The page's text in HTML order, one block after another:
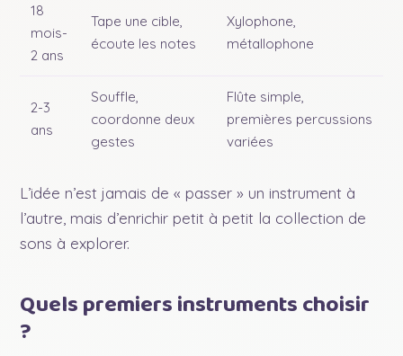
18
mois-
2 ans
Tape une cible,
écoute les notes
Xylophone,
métallophone
2-3
ans
Souffle,
coordonne deux
gestes
Flûte simple,
premières percussions
variées
L’idée n’est jamais de « passer » un instrument à
l’autre, mais d’enrichir petit à petit la collection de
sons à explorer.
Quels premiers instruments choisir
?